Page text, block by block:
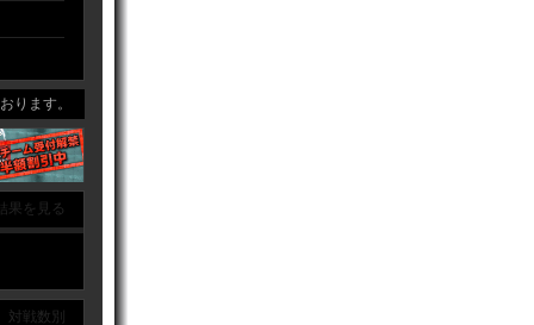
ます。
果を見る
対戦数別